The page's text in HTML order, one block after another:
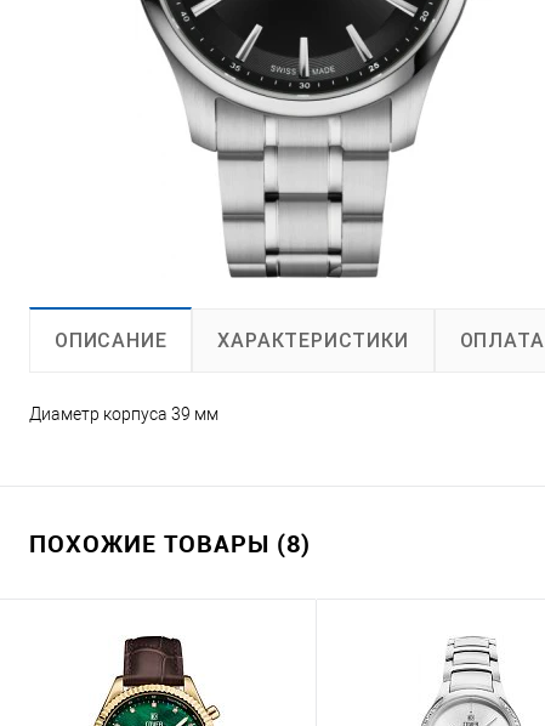
ОПИСАНИЕ ХАРАКТЕРИСТИКИ ОПЛАТА
Диаметр корпуса 39 мм
ПОХОЖИЕ ТОВАРЫ (8)